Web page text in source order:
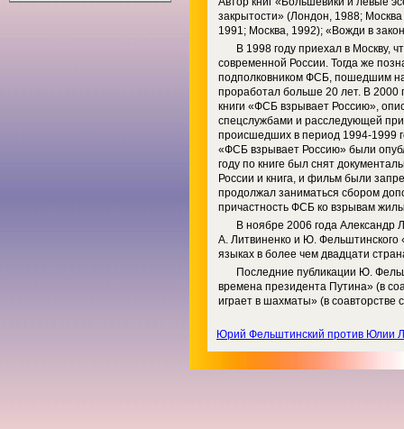
закрытости» (Лондон, 1988;
1991; Москва, 1992); «Вожди в
В 1998 году приехал в Москву,
современной России. Тогда же
подполковником ФСБ, пошедшим
проработал больше 20 лет. В 2000
книги «ФСБ взрывает Россию»,
спецслужбами и расследующей
происшедших в период 1994-1999
«ФСБ взрывает Россию» были
году по книге был снят
России и книга, и фильм были
продолжал заниматься сбором
причастность ФСБ ко взрывам
В ноябре 2006 года Александр
А. Литвиненко и Ю.
языках в более чем двадцати
Последние публикации Ю.
времена президента Путина» (в
играет в шахматы» (в соавторстве
Юрий Фельштинский против Юлии